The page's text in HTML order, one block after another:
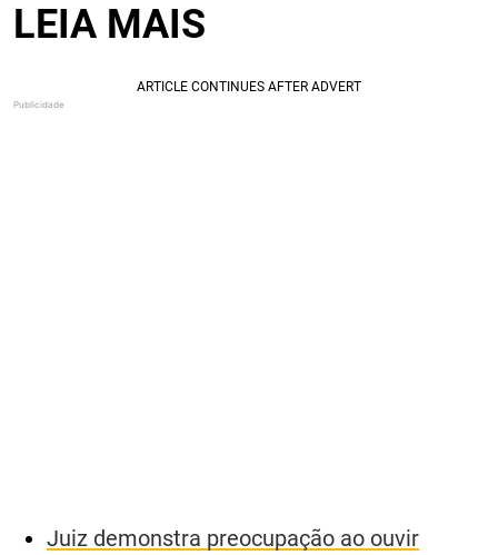
LEIA MAIS
Juiz demonstra preocupação ao ouvir